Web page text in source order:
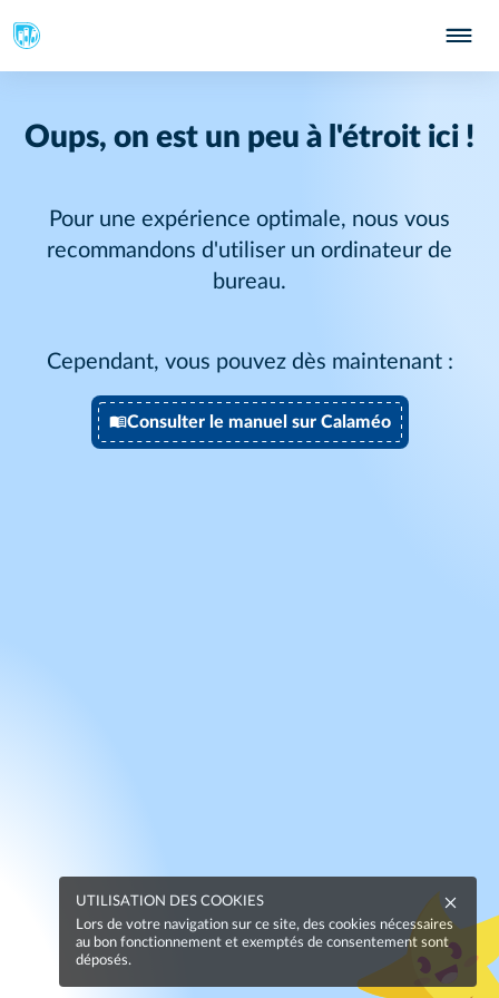
Oups, on est un peu à l'étroit ici !
Pour une expérience optimale, nous vous
recommandons d'utiliser un ordinateur de
bureau.
Cependant, vous pouvez dès maintenant :
Consulter le manuel sur Calaméo
UTILISATION DES COOKIES
Lors de votre navigation sur ce site, des cookies nécessaires
au bon fonctionnement et exemptés de consentement sont
déposés.